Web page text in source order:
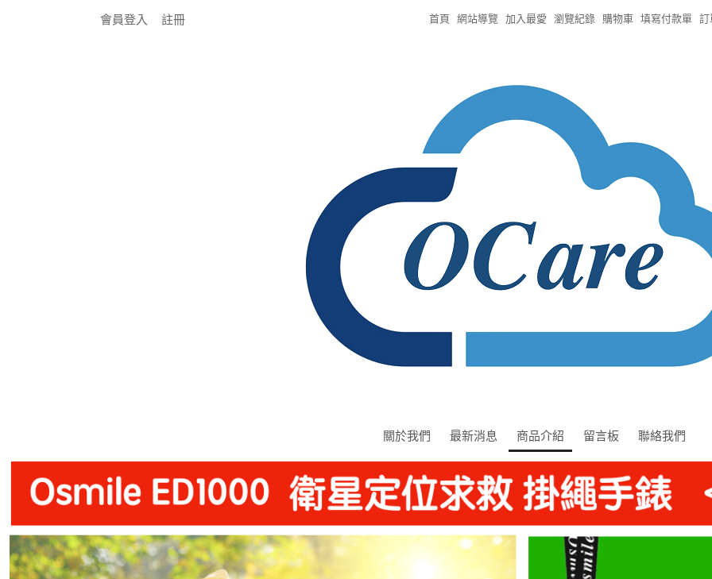
首頁 網站導覽 加入最愛 瀏覽紀錄 購物車 填寫付款單 訂
會員登入 註冊
關於我們 最新消息 商品介紹 留言板 聯絡我們